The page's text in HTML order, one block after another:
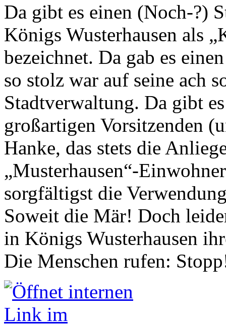
Da gibt es einen (Noch-?)
Königs Wusterhausen als
bezeichnet. Da gab es
so stolz war auf seine ach
Stadtverwaltung. Da gibt
großartigen Vorsitzenden
Hanke, das stets die
„Musterhausen“-
sorgfältigst die
Soweit die Mär! Doch
in Königs Wusterhausen
Die Menschen rufen: